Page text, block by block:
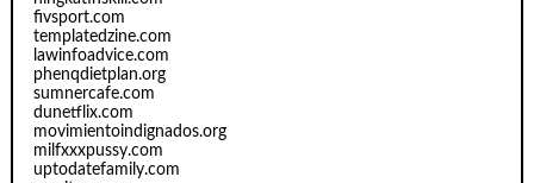
fivsport.com
templatedzine.com
lawinfoadvice.com
phenqdietplan.org
sumnercafe.com
dunetflix.com
movimientoindignados.org
milfxxxpussy.com
uptodatefamily.com